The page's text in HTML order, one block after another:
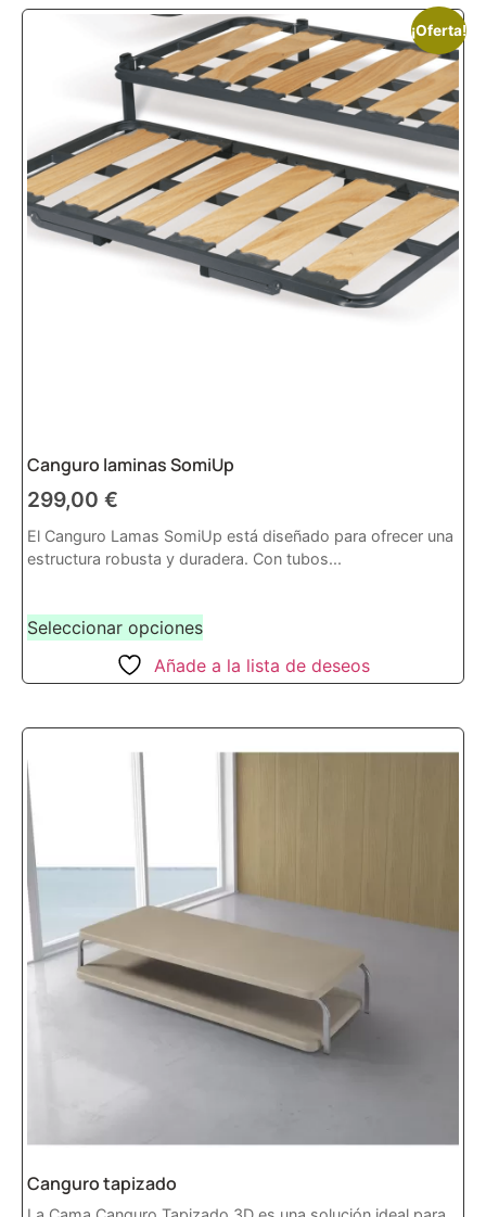
¡Oferta!
Canguro laminas SomiUp
299,00 €
El Canguro Lamas SomiUp está diseñado para ofrecer una
estructura robusta y duradera. Con tubos...
Seleccionar opciones
Añade a la lista de deseos
Canguro tapizado